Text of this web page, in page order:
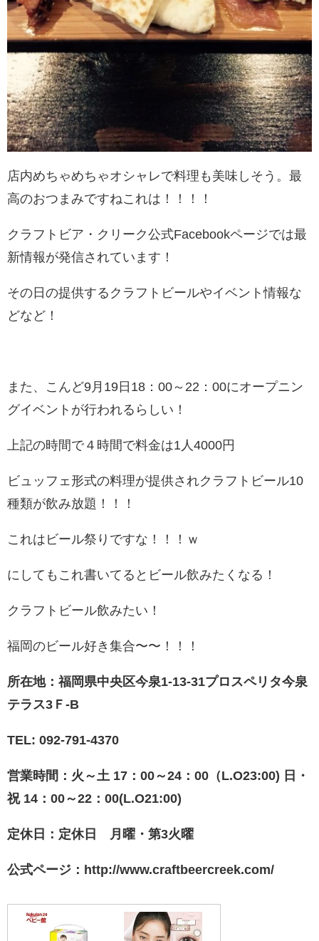
店内めちゃめちゃオシャレで料理も美味しそう。最
高のおつまみですねこれは！！！！
クラフトビア・クリーク公式Facebookページでは最
新情報が発信されています！
その日の提供するクラフトビールやイベント情報な
どなど！
また、こんど9月19日18：00～22：00にオープニン
グイベントが行われるらしい！
上記の時間で４時間で料金は1人4000円
ビュッフェ形式の料理が提供されクラフトビール10
種類が飲み放題！！！
これはビール祭りですな！！！ｗ
にしてもこれ書いてるとビール飲みたくなる！
クラフトビール飲みたい！
福岡のビール好き集合〜〜！！！
所在地：福岡県中央区今泉1-13-31プロスペリタ今泉
テラス3Ｆ-B
TEL: 092-791-4370
営業時間：火～土 17：00～24：00（L.O23:00) 日・
祝 14：00～22：00(L.O21:00)
定休日：定休日 月曜・第3火曜
公式ページ： http://www.craftbeercreek.com/